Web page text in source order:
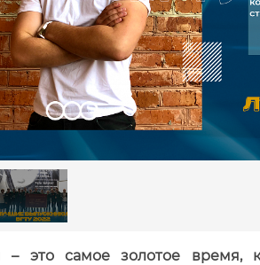
– это самое золотое время,